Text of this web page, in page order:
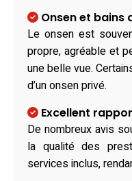
Onsen et bains
Le onsen est
propre, agréable et
une belle vue.
d’un onsen privé.
Excellent
De nombreux avis
la qualité des
services inclus,